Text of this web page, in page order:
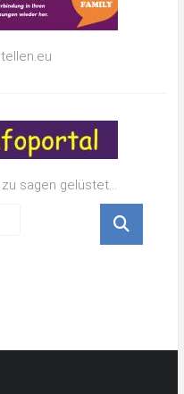
sagen gelüstet…